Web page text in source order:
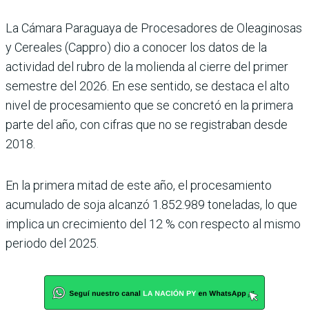
La Cámara Paraguaya de Procesadores de Oleaginosas
y Cerea­les (Cappro) dio a conocer los datos de la
actividad del rubro de la molienda al cie­rre del primer
semestre del 2026. En ese sentido, se des­taca el alto
nivel de procesa­miento que se concretó en la primera
parte del año, con cifras que no se registraban desde
2018.
En la primera mitad de este año, el procesamiento
acumulado de soja alcanzó 1.852.989 toneladas, lo que
implica un crecimiento del 12 % con respecto al mismo
periodo del 2025.